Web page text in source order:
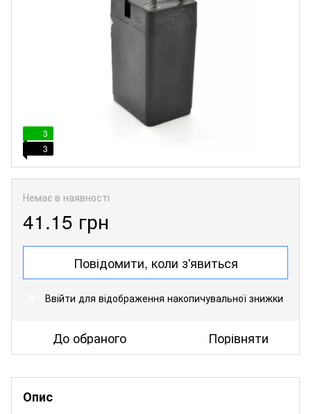
3
3
Немає в наявності
41.15 грн
Повідомити, коли з'явиться
Ввійти для відображення накопичувальної знижки
До обраного Порівняти
Опис